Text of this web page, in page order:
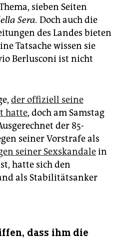
sieben Seiten
Sera. Doch auch die
des Landes bieten
Tatsache wissen sie
Berlusconi ist nicht
der offiziell seine
hatte, doch am Samstag
der 85-
seiner Vorstrafe als
seiner Sexskandalein
hatte sich den
als Stabilitätsanker
dass ihm die